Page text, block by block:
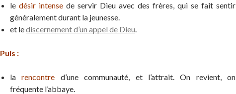
le désir intense de servir Dieu avec des frères, qui se fait sentir
généralement durant la jeunesse.
et lediscernement d’un appel de Dieu.
Puis :
larencontre d’une communauté, et l’attrait. On revient, on
fréquente l’abbaye.